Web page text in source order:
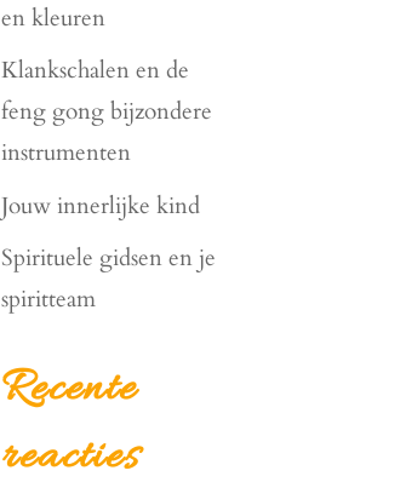
en kleuren
Klankschalen en de
feng gong bijzondere
instrumenten
Jouw innerlijke kind
Spirituele gidsen en je
spiritteam
Recente
reacties